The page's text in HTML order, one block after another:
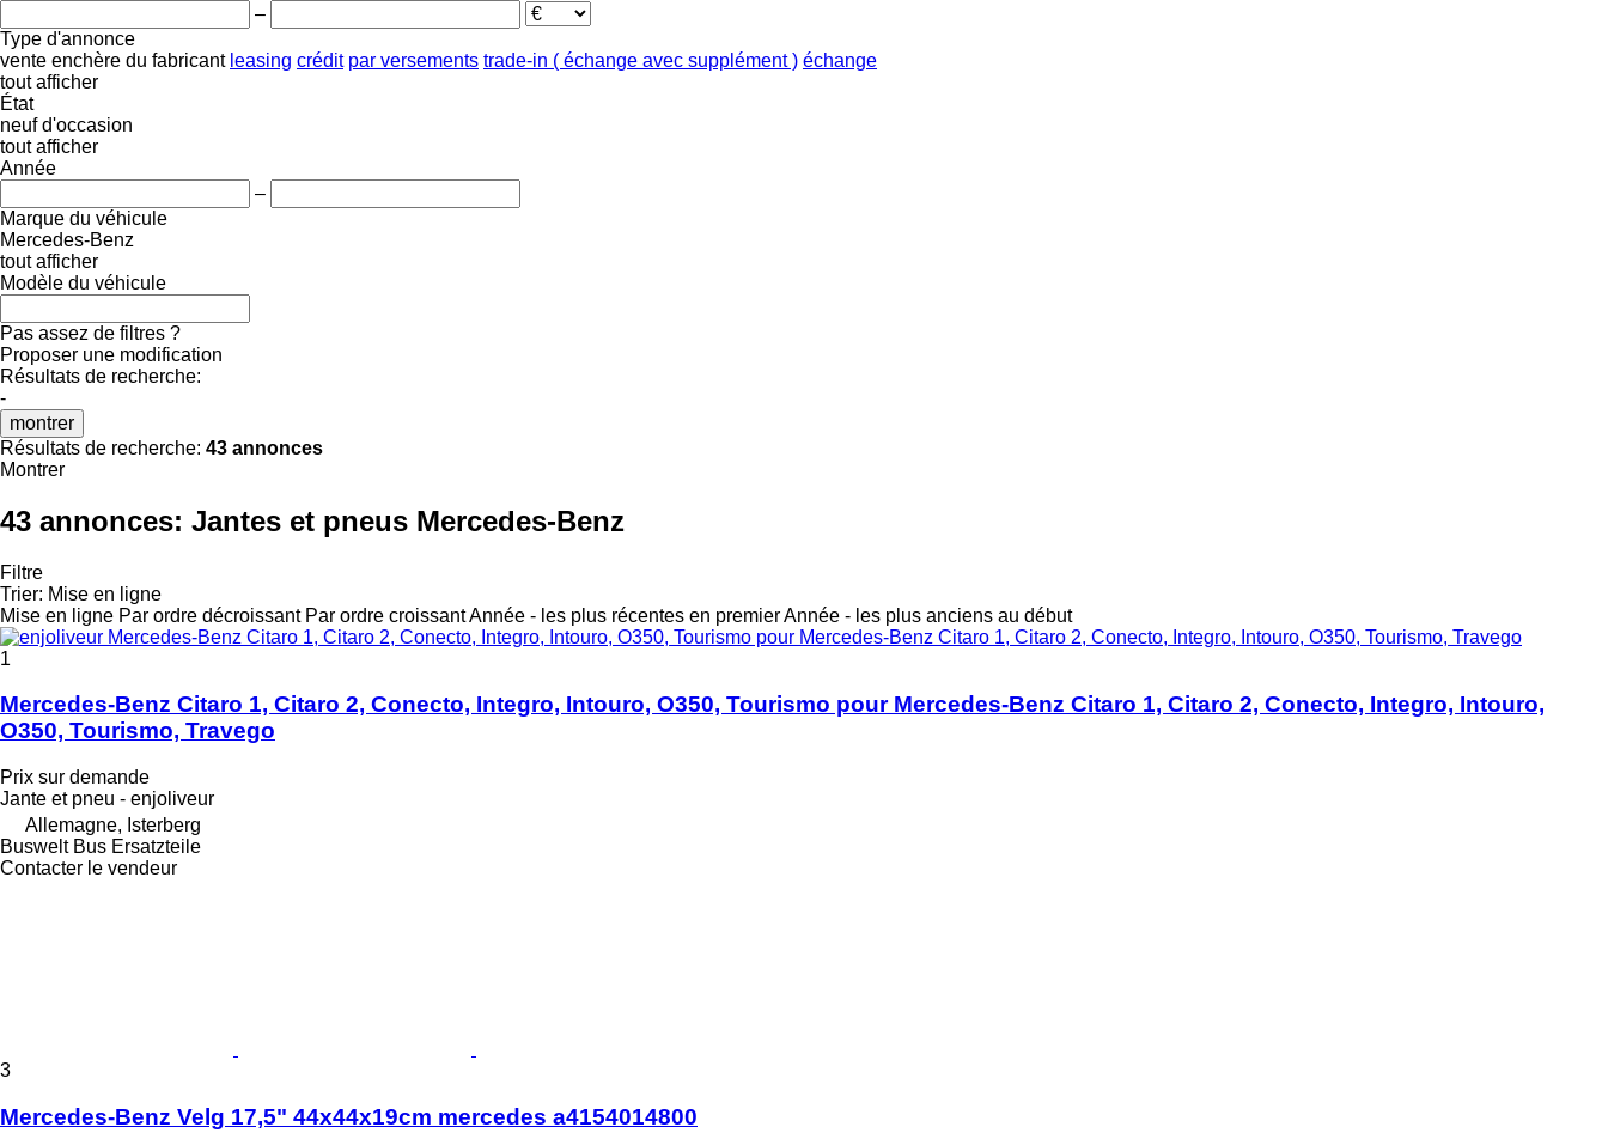
–
Type d'annonce
vente enchère du fabricant leasing crédit par versements trade-in ( échange avec supplément ) échange
tout afficher
État
neuf d'occasion
tout afficher
Année
–
Marque du véhicule
Mercedes-Benz
tout afficher
Modèle du véhicule
Pas assez de filtres ?
Proposer une modification
Résultats de recherche:
-
montrer
Résultats de recherche: 43 annonces
Montrer
43 annonces: Jantes et pneus Mercedes-Benz
Filtre
Trier: Mise en ligne
Mise en ligne Par ordre décroissant Par ordre croissantAnnée - les plus récentes en premierAnnée - les plus anciens au début
1
Mercedes-Benz Citaro 1, Citaro 2, Conecto, Integro, Intouro, O350, Tourismo pour Mercedes-Benz Citaro 1, Citaro 2, Conecto, Integro, Intouro,
O350, Tourismo, Travego
Prix sur demande
Jante et pneu - enjoliveur
Allemagne, Isterberg
Buswelt Bus Ersatzteile
Contacter le vendeur
3
Mercedes-Benz Velg 17,5" 44x44x19cm mercedes a4154014800